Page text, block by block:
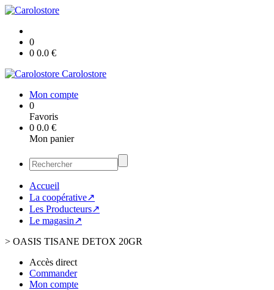
0
0 0.0 €
Carolostore
Mon compte
0
Favoris
0 0.0 €
Mon panier
Accueil
La coopérative↗
Les Producteurs↗
Le magasin↗
> OASIS TISANE DETOX 20GR
Accès direct
Commander
Mon compte